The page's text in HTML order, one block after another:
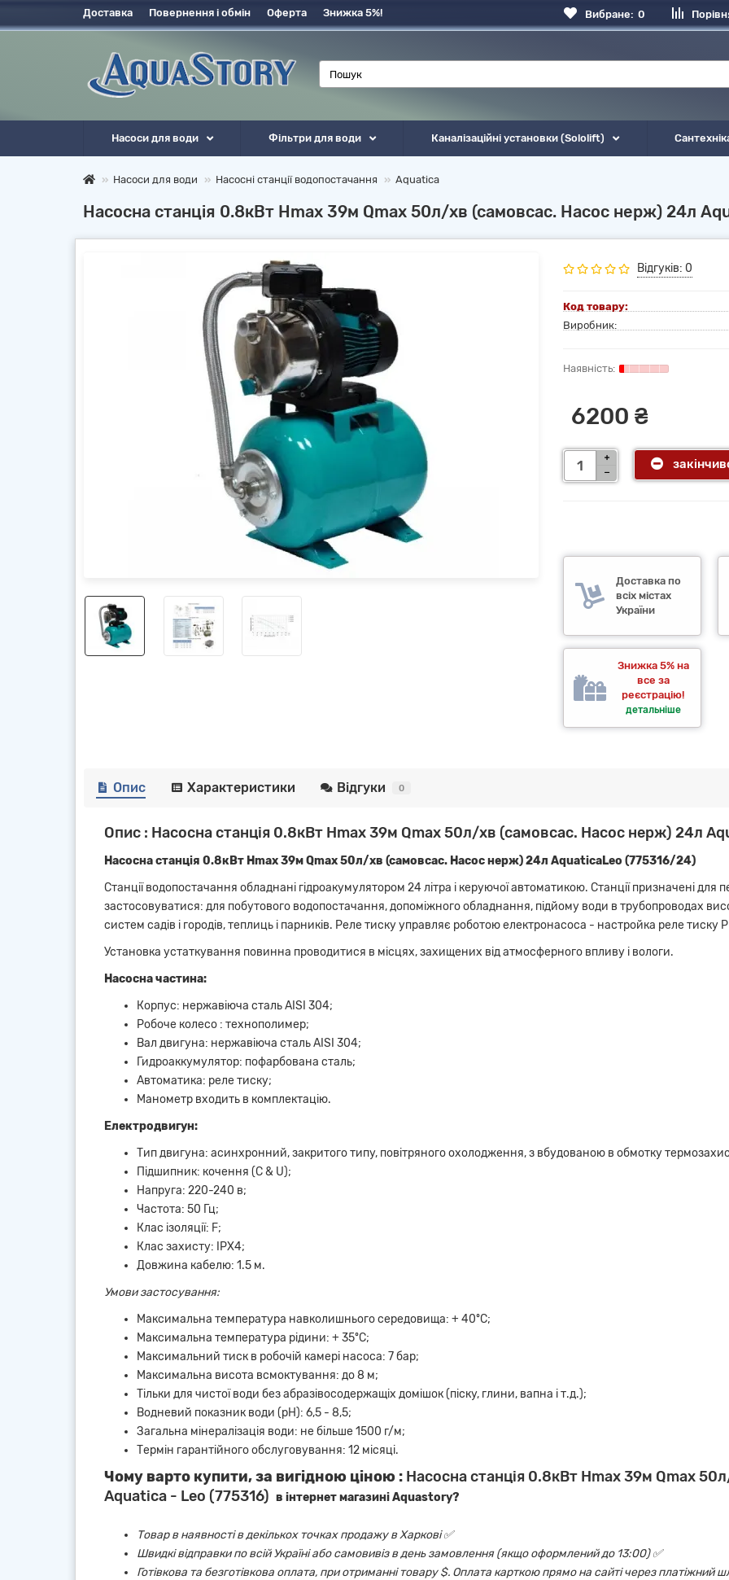
Вибране: 0
Доставка Повернення і обмін Оферта Знижка 5%!
Насоси для води Фільтри для води Каналізаційні установки (Sololift)
Насоси для води Насосні станції водопостачання Aquatica
Насосна станція 0.8кВт Hmax 39м Qmax 50л/хв (самовсас. Насос нерж) 24л
Відгуків: 0
Код товару:
Виробник:
6200 ₴
Доставка по
всіх містах
України
Знижка 5% на
все за
реєстрацію!
детальніше
Опис Характеристики Відгуки 0
Опис : Насосна станція 0.8кВт Hmax 39м Qmax 50л/хв (самовсас. Насос нерж) 24л
Насосна станція 0.8кВт Hmax 39м Qmax 50л/хв (самовсас. Насос нерж) 24л AquaticaLeo (775316/24)
Станції водопостачання обладнані гідроакумулятором 24 літра і керуючої автоматикою. Станції призначені для
застосовуватися: для побутового водопостачання, допоміжного обладнання, підйому води в трубопроводах
систем садів і городів, теплиць і парників. Реле тиску управляє роботою електронасоса - настройка реле
Установка устаткування повинна проводитися в місцях, захищених від атмосферного впливу і вологи.
Насосна частина:
Корпус: нержавіюча сталь AISI 304;
Робоче колесо : технополимер;
Вал двигуна: нержавіюча сталь AISI 304;
Гидроаккумулятор: пофарбована сталь;
Автоматика: реле тиску;
Манометр входить в комплектацію.
Електродвигун:
Тип двигуна: асинхронний, закритого типу, повітряного охолодження, з вбудованою в обмотку
Підшипник: кочення (C & U);
Напруга: 220-240 в;
Частота: 50 Гц;
Клас ізоляції: F;
Клас захисту: IPX4;
Довжина кабелю: 1.5 м.
Умови застосування:
Максимальна температура навколишнього середовища: + 40ºC;
Максимальна температура рідини: + 35ºC;
Максимальний тиск в робочій камері насоса: 7 бар;
Максимальна висота всмоктування: до 8 м;
Тільки для чистої води без абразівосодержащіх домішок (піску, глини, вапна і т.д.);
Водневий показник води (рН): 6,5 - 8,5;
Загальна мінералізація води: не більше 1500 г/м;
Термін гарантійного обслуговування: 12 місяці.
Чому варто купити, за вигідною ціною : Насосна станція 0.8кВт Hmax 39м Qmax
Aquatica - Leo (775316) в інтернет магазині Aquastory?
Товар в наявності в декількох точках продажу в Харкові ✅
Швидкі відправки по всій Україні або самовивіз в день замовлення (якщо оформлений до 13:00) ✅
Готівкова та безготівкова оплата, при отриманні товару $. Оплата карткою прямо на сайті через платіжний